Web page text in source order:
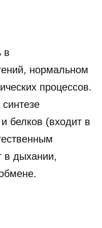
в
нормальном
процессов.
белков (входит в
в дыхании,